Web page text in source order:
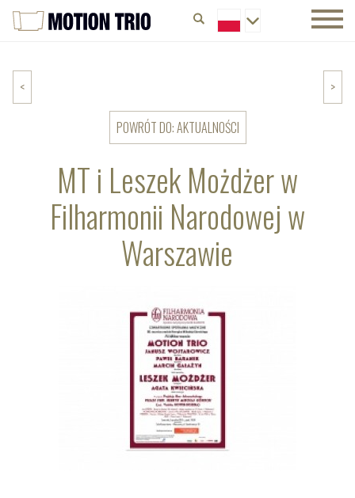
MT i Leszek Możdżer w
Filharmonii Narodowej w
Warszawie
< >
POWRÓT DO: AKTUALNOŚCI